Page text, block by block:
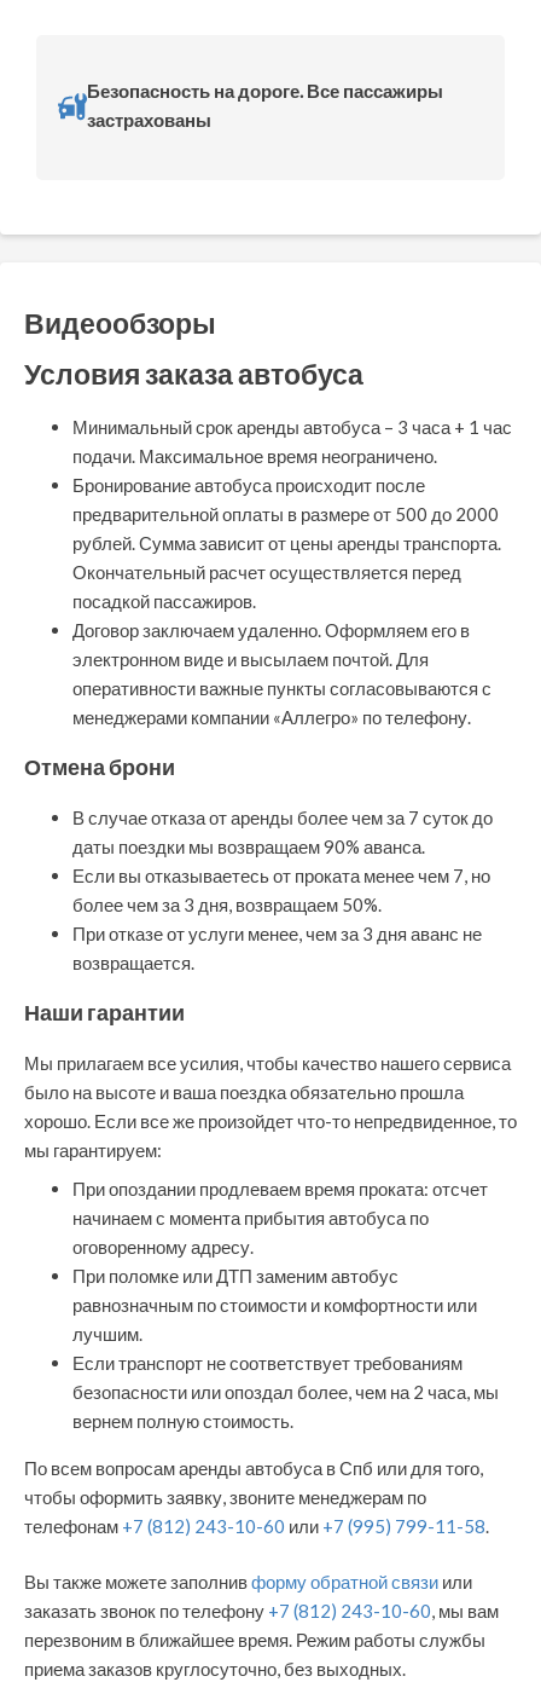
Безопасность на дороге. Все пассажиры
застрахованы
Видеообзоры
Условия заказа автобуса
Минимальный срок аренды автобуса – 3 часа + 1 час
подачи. Максимальное время неограничено.
Бронирование автобуса происходит после
предварительной оплаты в размере от 500 до 2000
рублей. Сумма зависит от цены аренды транспорта.
Окончательный расчет осуществляется перед
посадкой пассажиров.
Договор заключаем удаленно. Оформляем его в
электронном виде и высылаем почтой. Для
оперативности важные пункты согласовываются с
менеджерами компании «Аллегро» по телефону.
Отмена брони
В случае отказа от аренды более чем за 7 суток до
даты поездки мы возвращаем 90% аванса.
Если вы отказываетесь от проката менее чем 7, но
более чем за 3 дня, возвращаем 50%.
При отказе от услуги менее, чем за 3 дня аванс не
возвращается.
Наши гарантии
Мы прилагаем все усилия, чтобы качество нашего сервиса
было на высоте и ваша поездка обязательно прошла
хорошо. Если все же произойдет что-то непредвиденное, то
мы гарантируем:
При опоздании продлеваем время проката: отсчет
начинаем с момента прибытия автобуса по
оговоренному адресу.
При поломке или ДТП заменим автобус
равнозначным по стоимости и комфортности или
лучшим.
Если транспорт не соответствует требованиям
безопасности или опоздал более, чем на 2 часа, мы
вернем полную стоимость.
По всем вопросам аренды автобуса в Спб или для того,
чтобы оформить заявку, звоните менеджерам по
телефонам +7 (812) 243-10-60 или +7 (995) 799-11-58.
Вы также можете заполнивформу обратной связи или
заказать звонок по телефону +7 (812) 243-10-60, мы вам
перезвоним в ближайшее время. Режим работы службы
приема заказов круглосуточно, без выходных.